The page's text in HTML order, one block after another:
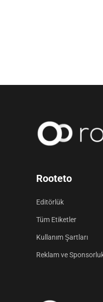
Rooteto
Editörlük
Tüm Etiketler
Kullanım Şartları
Reklam ve